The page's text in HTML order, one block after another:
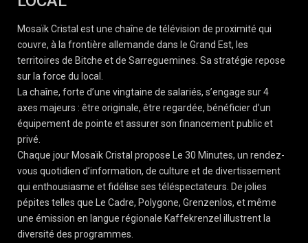
Mosaïk Cristal est une chaîne de télévision de proximité qui
couvre, à la frontière allemande dans le Grand Est, les
territoires de Bitche et de Sarreguemines. Sa stratégie repose
sur la force du local.
La chaîne, forte d’une vingtaine de salariés, s’engage sur 4
axes majeurs : être originale, être regardée, bénéficier d’un
équipement de pointe et assurer son financement public et
privé.
Chaque jour Mosaïk Cristal propose Le 30 Minutes, un rendez-
vous quotidien d’information, de culture et de divertissement
qui enthousiasme et fidélise ses téléspectateurs. De jolies
pépites telles que Le Cadre, Polygone, Grenzenlos, et même
une émission en langue régionale Kaffekrenzel illustrent la
diversité des programmes.